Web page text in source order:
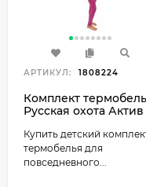
АРТИКУЛ: 1808224
Комплект
Русская охота Актив
Купить детский
термобелья для
повседневного...